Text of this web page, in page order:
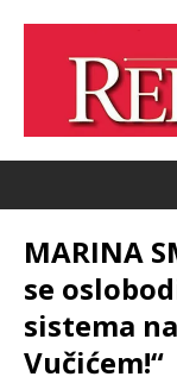
MARINA
se
sistema
Vučićem!“